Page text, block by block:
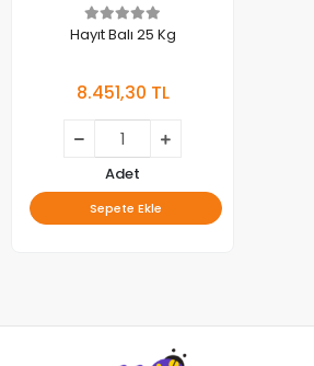
Hayıt Balı 25 Kg
8.451,30 TL
Adet
Sepete Ekle